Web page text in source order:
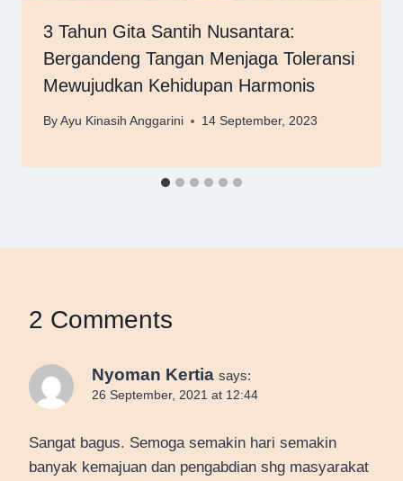
3 Tahun Gita Santih Nusantara:
Bergandeng Tangan Menjaga Toleransi
Mewujudkan Kehidupan Harmonis
By Ayu Kinasih Anggarini 14 September, 2023
2 Comments
Nyoman Kertia says:
26 September, 2021 at 12:44
Sangat bagus. Semoga semakin hari semakin
banyak kemajuan dan pengabdian shg masyarakat